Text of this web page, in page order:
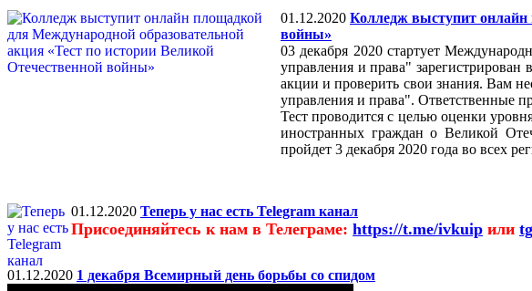
01.12.2020 Колледж выступит онлайн
войны»
03 декабря 2020 стартует
управления и права"
акции и проверить свои знания. Вам
управления и права". Ответственные
Тест проводится с целью оценки
иностранных граждан о Великой
пройдет 3 декабря 2020 года во всех
01.12.2020 Теперь у нас есть Telegram канал
Присоединяйтесь к нам в Телеграме: https://t.me/ivkuip или
01.12.2020 1 декабря Всемирный день борьбы со спидом